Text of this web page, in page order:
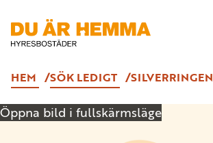
HEM SÖK LEDIGT SILVERRINGEN
Öppna bild i fullskärmsläge